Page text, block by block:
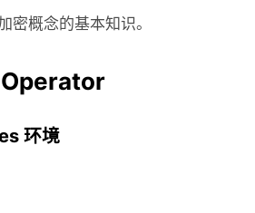
密概念的基本知识。
环境